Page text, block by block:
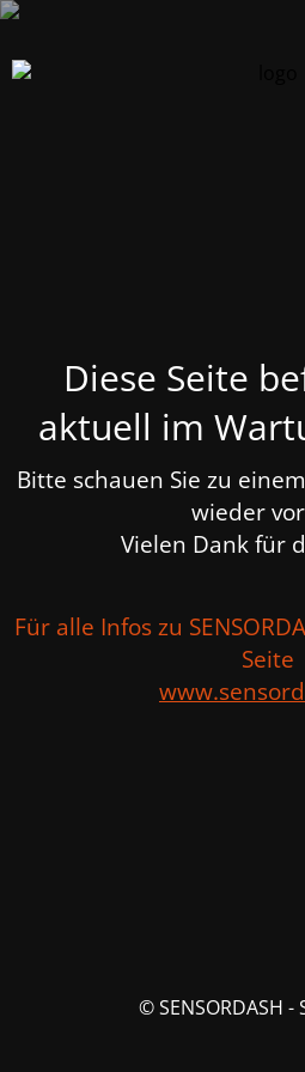
Diese Seite
aktuell im
Bitte schauen Sie zu
wieder
Vielen Dank für
Für alle Infos zu
Seite
© SENSORDASH -